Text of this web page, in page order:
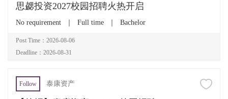
思勰投资2027校园招聘火热开启
No requirement Full time Bachelor
Post Time：2026-08-06
Deadline：2026-08-31
Follow 泰康资产